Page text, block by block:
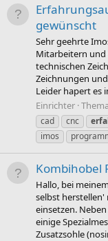
gewünscht
Sehr geehrte
Mitarbeitern und
technischen
Zeichnungen
Leider hapert es
Einrichter Thema
cad
cnc
imos
Kombihobel
Hallo, bei
selbst herstellen'
einsetzen.
einige
Zusatzsohle